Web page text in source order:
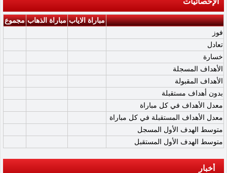
مباراة الاياب مباراة الذهاب مجموع
فوز
تعادل
خسارة
الأهداف المسجلة
الأهداف المقبولة
بدون أهداف مستقبلة
معدل الأهداف في كل مباراة
معدل الأهداف المستقبلة في كل مباراة
متوسط الهدف الأول المسجل
متوسط الهدف الأول المستقبل
أخبار